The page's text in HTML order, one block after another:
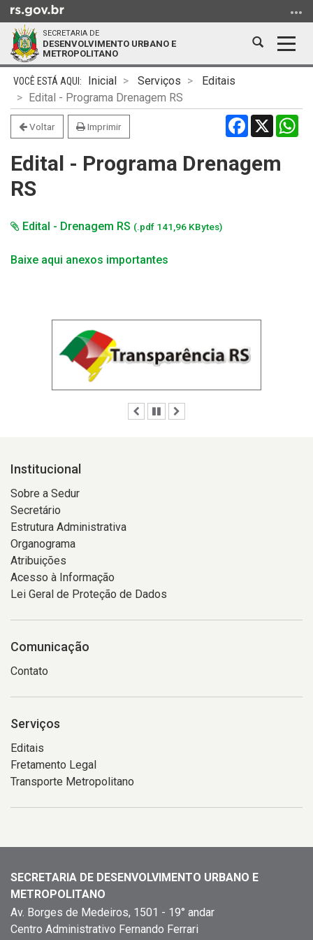
para
conteúdo
menu
para
busca
SECRETARIA DE
DESENVOLVIMENTO URBANO E
METROPOLITANO
Abrir
Início
conteúdo
Inicial Serviços
Editais
Edital - Programa Drenagem RS
Voltar Imprimir Facebook
X
Edital - Programa Drenagem
RS
Edital - Drenagem RS (.pdf 141,96 KBytes)
Baixe aqui anexos importantes
AnteriorPausar
Institucional
Sobre a Sedur
Secretário
Estrutura Administrativa
Organograma
Atribuições
Acesso à Informação
Lei Geral de Proteção de Dados
Comunicação
Contato
Serviços
Editais
Fretamento Legal
Transporte Metropolitano
SECRETARIA DE DESENVOLVIMENTO URBANO E
METROPOLITANO
Av. Borges de Medeiros, 1501 - 19° andar
Centro Administrativo Fernando Ferrari